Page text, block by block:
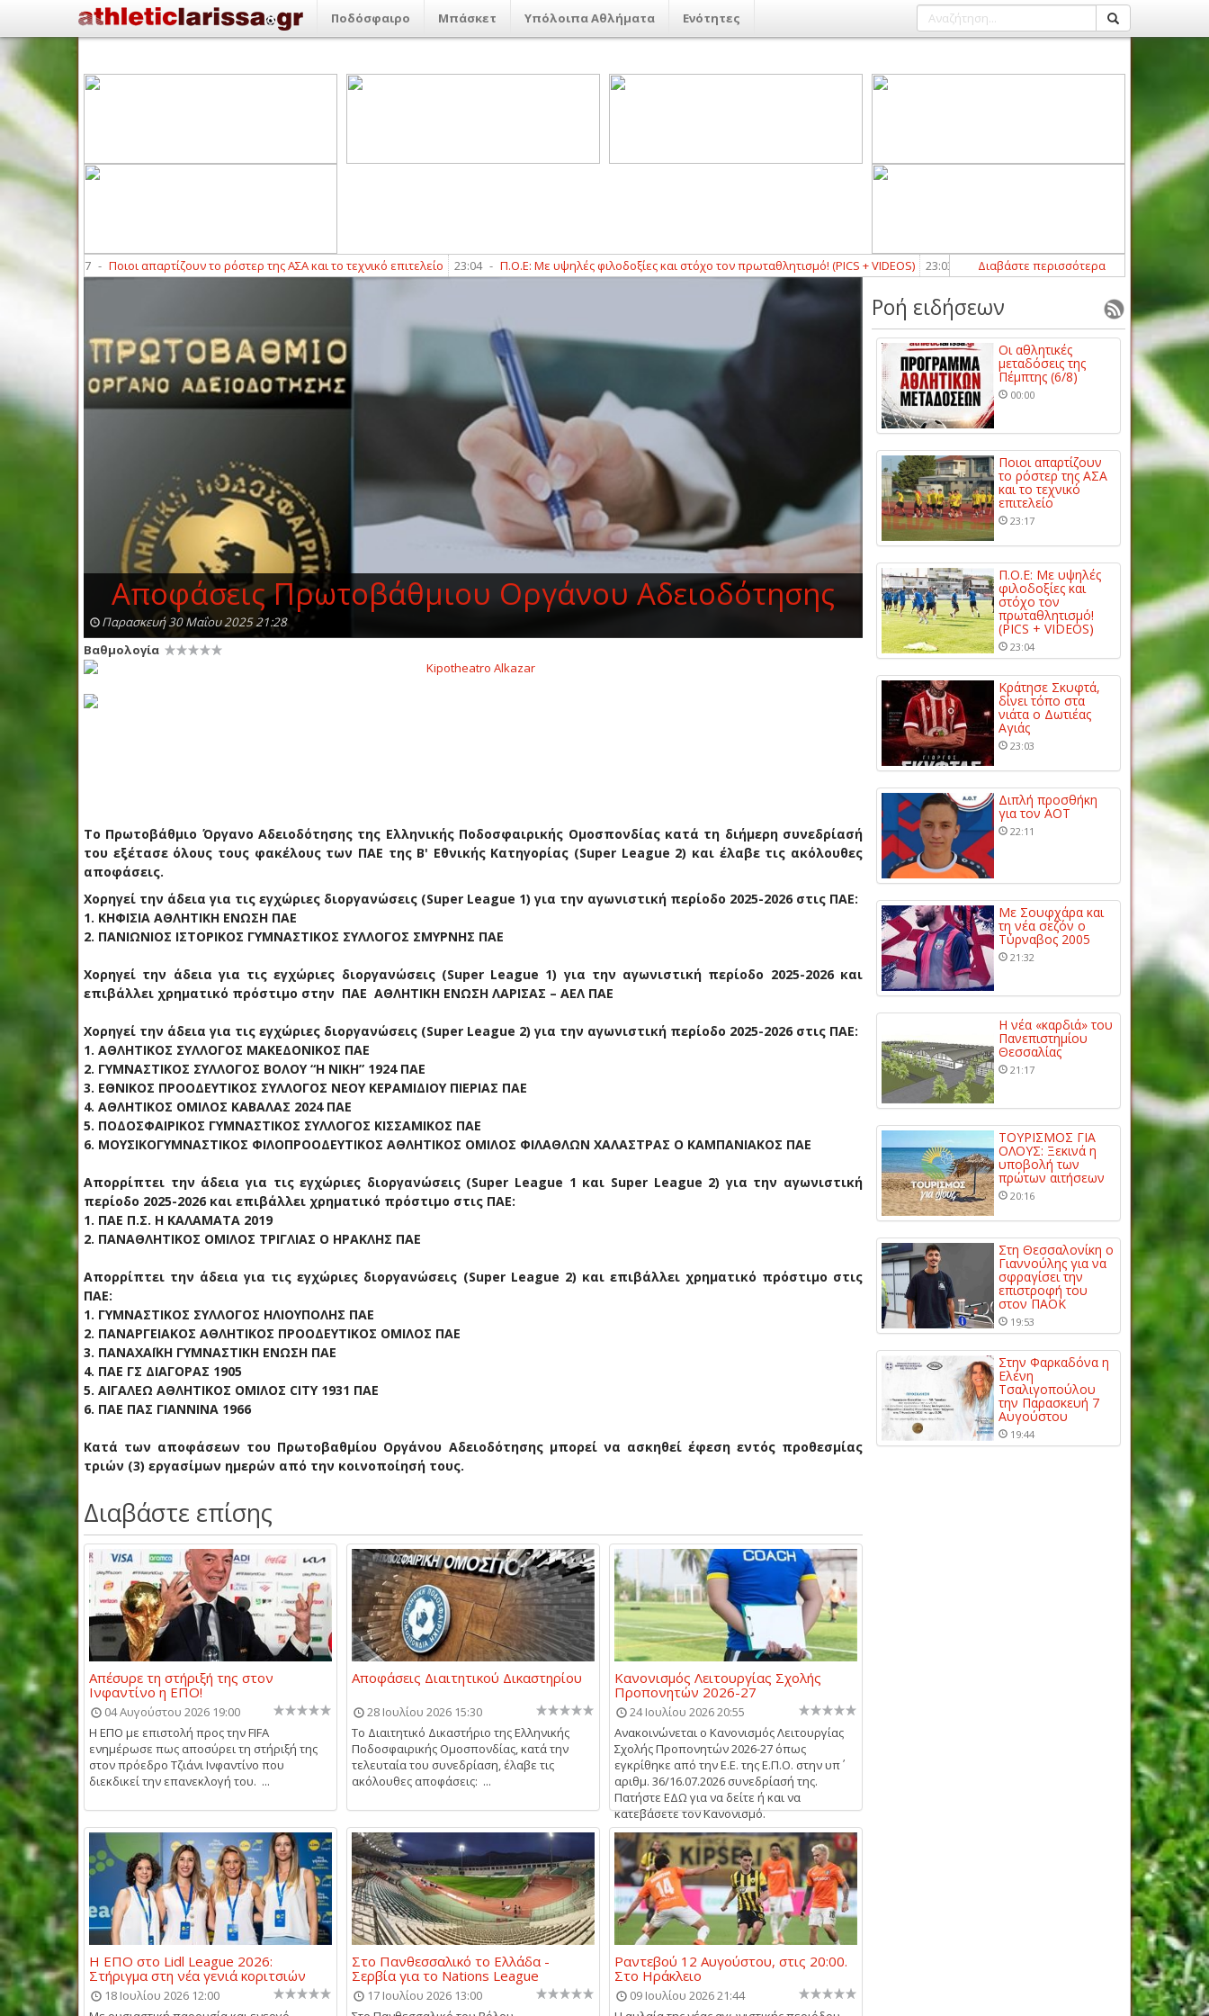
Ποδόσφαιρο Μπάσκετ Υπόλοιπα Αθλήματα Ενότητες
Ποιοι απαρτίζουν το ρόστερ της ΑΣΑ και το τεχνικό επιτελείο 23:04 - Π.Ο.Ε: Με υψηλές φιλοδοξίες και στόχο τον πρωταθλητισμό! (PICS + VIDEOS) 23:03 - Κράτησε Σκυφτά, δίνει τόπο στα νιάτα ο Δωτιέας
Διαβάστε περισσότερα
Αποφάσεις Πρωτοβάθμιου Οργάνου Αδειοδότησης
Παρασκευή 30 Μαΐου 2025 21:28
Βαθμολογία
Το Πρωτοβάθμιο Όργανο Αδειοδότησης της Ελληνικής Ποδοσφαιρικής Ομοσπονδίας κατά τη διήμερη συνεδρίασή
του εξέτασε όλους τους φακέλους των ΠΑΕ της Β' Εθνικής Κατηγορίας (Super League 2) και έλαβε τις ακόλουθες
αποφάσεις.
Χορηγεί την άδεια για τις εγχώριες διοργανώσεις (Super League 1) για την αγωνιστική περίοδο 2025-2026 στις ΠΑΕ:
1. ΚΗΦΙΣΙΑ ΑΘΛΗΤΙΚΗ ΕΝΩΣΗ ΠΑΕ
2. ΠΑΝΙΩΝΙΟΣ ΙΣΤΟΡΙΚΟΣ ΓΥΜΝΑΣΤΙΚΟΣ ΣΥΛΛΟΓΟΣ ΣΜΥΡΝΗΣ ΠΑΕ
Χορηγεί την άδεια για τις εγχώριες διοργανώσεις (Super League 1) για την αγωνιστική περίοδο 2025-2026 και
επιβάλλει χρηματικό πρόστιμο στην ΠΑΕ ΑΘΛΗΤΙΚΗ ΕΝΩΣΗ ΛΑΡΙΣΑΣ – ΑΕΛ ΠΑΕ
Χορηγεί την άδεια για τις εγχώριες διοργανώσεις (Super League 2) για την αγωνιστική περίοδο 2025-2026 στις ΠΑΕ:
1. ΑΘΛΗΤΙΚΟΣ ΣΥΛΛΟΓΟΣ ΜΑΚΕΔΟΝΙΚΟΣ ΠΑΕ
2. ΓΥΜΝΑΣΤΙΚΟΣ ΣΥΛΛΟΓΟΣ ΒΟΛΟΥ “Η ΝΙΚΗ” 1924 ΠΑΕ
3. ΕΘΝΙΚΟΣ ΠΡΟΟΔΕΥΤΙΚΟΣ ΣΥΛΛΟΓΟΣ ΝΕΟΥ ΚΕΡΑΜΙΔΙΟΥ ΠΙΕΡΙΑΣ ΠΑΕ
4. ΑΘΛΗΤΙΚΟΣ ΟΜΙΛΟΣ ΚΑΒΑΛΑΣ 2024 ΠΑΕ
5. ΠΟΔΟΣΦΑΙΡΙΚΟΣ ΓΥΜΝΑΣΤΙΚΟΣ ΣΥΛΛΟΓΟΣ ΚΙΣΣΑΜΙΚΟΣ ΠΑΕ
6. ΜΟΥΣΙΚΟΓΥΜΝΑΣΤΙΚΟΣ ΦΙΛΟΠΡΟΟΔΕΥΤΙΚΟΣ ΑΘΛΗΤΙΚΟΣ ΟΜΙΛΟΣ ΦΙΛΑΘΛΩΝ ΧΑΛΑΣΤΡΑΣ Ο ΚΑΜΠΑΝΙΑΚΟΣ ΠΑΕ
Απορρίπτει την άδεια για τις εγχώριες διοργανώσεις (Super League 1 και Super League 2) για την αγωνιστική
περίοδο 2025-2026 και επιβάλλει χρηματικό πρόστιμο στις ΠΑΕ:
1. ΠΑΕ Π.Σ. Η ΚΑΛΑΜΑΤΑ 2019
2. ΠΑΝΑΘΛΗΤΙΚΟΣ ΟΜΙΛΟΣ ΤΡΙΓΛΙΑΣ Ο ΗΡΑΚΛΗΣ ΠΑΕ
Απορρίπτει την άδεια για τις εγχώριες διοργανώσεις (Super League 2) και επιβάλλει χρηματικό πρόστιμο στις
ΠΑΕ:
1. ΓΥΜΝΑΣΤΙΚΟΣ ΣΥΛΛΟΓΟΣ ΗΛΙΟΥΠΟΛΗΣ ΠΑΕ
2. ΠΑΝΑΡΓΕΙΑΚΟΣ ΑΘΛΗΤΙΚΟΣ ΠΡΟΟΔΕΥΤΙΚΟΣ ΟΜΙΛΟΣ ΠΑΕ
3. ΠΑΝΑΧΑΪΚΗ ΓΥΜΝΑΣΤΙΚΗ ΕΝΩΣΗ ΠΑΕ
4. ΠΑΕ ΓΣ ΔΙΑΓΟΡΑΣ 1905
5. ΑΙΓΑΛΕΩ ΑΘΛΗΤΙΚΟΣ ΟΜΙΛΟΣ CITY 1931 ΠΑΕ
6. ΠΑΕ ΠΑΣ ΓΙΑΝΝΙΝΑ 1966
Κατά των αποφάσεων του Πρωτοβαθμίου Οργάνου Αδειοδότησης μπορεί να ασκηθεί έφεση εντός προθεσμίας
τριών (3) εργασίμων ημερών από την κοινοποίησή τους.
Διαβάστε επίσης
Απέσυρε τη στήριξή της στον
Ινφαντίνο η ΕΠΟ!
04 Αυγούστου 2026 19:00
Η ΕΠΟ με επιστολή προς την FIFA
ενημέρωσε πως αποσύρει τη στήριξή της
στον πρόεδρο Τζιάνι Ινφαντίνο που
διεκδικεί την επανεκλογή του. ...
Αποφάσεις Διαιτητικού Δικαστηρίου
28 Ιουλίου 2026 15:30
Το Διαιτητικό Δικαστήριο της Ελληνικής
Ποδοσφαιρικής Ομοσπονδίας, κατά την
τελευταία του συνεδρίαση, έλαβε τις
ακόλουθες αποφάσεις: ...
Κανονισμός Λειτουργίας Σχολής
Προπονητών 2026-27
24 Ιουλίου 2026 20:55
Ανακοινώνεται ο Κανονισμός Λειτουργίας
Σχολής Προπονητών 2026-27 όπως
εγκρίθηκε από την Ε.Ε. της Ε.Π.Ο. στην υπ΄
αριθμ. 36/16.07.2026 συνεδρίασή της.
Πατήστε ΕΔΩ για να δείτε ή και να
κατεβάσετε τον Κανονισμό.
Η ΕΠΟ στο Lidl League 2026:
Στήριγμα στη νέα γενιά κοριτσιών
18 Ιουλίου 2026 12:00
Στο Πανθεσσαλικό το Ελλάδα -
Σερβία για το Nations League
17 Ιουλίου 2026 13:00
Ραντεβού 12 Αυγούστου, στις 20:00.
Στο Ηράκλειο
09 Ιουλίου 2026 21:44
Ροή ειδήσεων
Οι αθλητικές
μεταδόσεις της
Πέμπτης (6/8)
00:00
Ποιοι απαρτίζουν
το ρόστερ της ΑΣΑ
και το τεχνικό
επιτελείο
23:17
Π.Ο.Ε: Με υψηλές
φιλοδοξίες και
στόχο τον
πρωταθλητισμό!
(PICS + VIDEOS)
23:04
Κράτησε Σκυφτά,
δίνει τόπο στα
νιάτα ο Δωτιέας
Αγιάς
23:03
Διπλή προσθήκη
για τον ΑΟΤ
22:11
Με Σουφχάρα και
τη νέα σεζόν ο
Τύρναβος 2005
21:32
Η νέα «καρδιά» του
Πανεπιστημίου
Θεσσαλίας
21:17
ΤΟΥΡΙΣΜΟΣ ΓΙΑ
ΟΛΟΥΣ: Ξεκινά η
υποβολή των
πρώτων αιτήσεων
20:16
Στη Θεσσαλονίκη ο
Γιαννούλης για να
σφραγίσει την
επιστροφή του
στον ΠΑΟΚ
19:53
Στην Φαρκαδόνα η
Ελένη
Τσαλιγοπούλου
την Παρασκευή 7
Αυγούστου
19:44